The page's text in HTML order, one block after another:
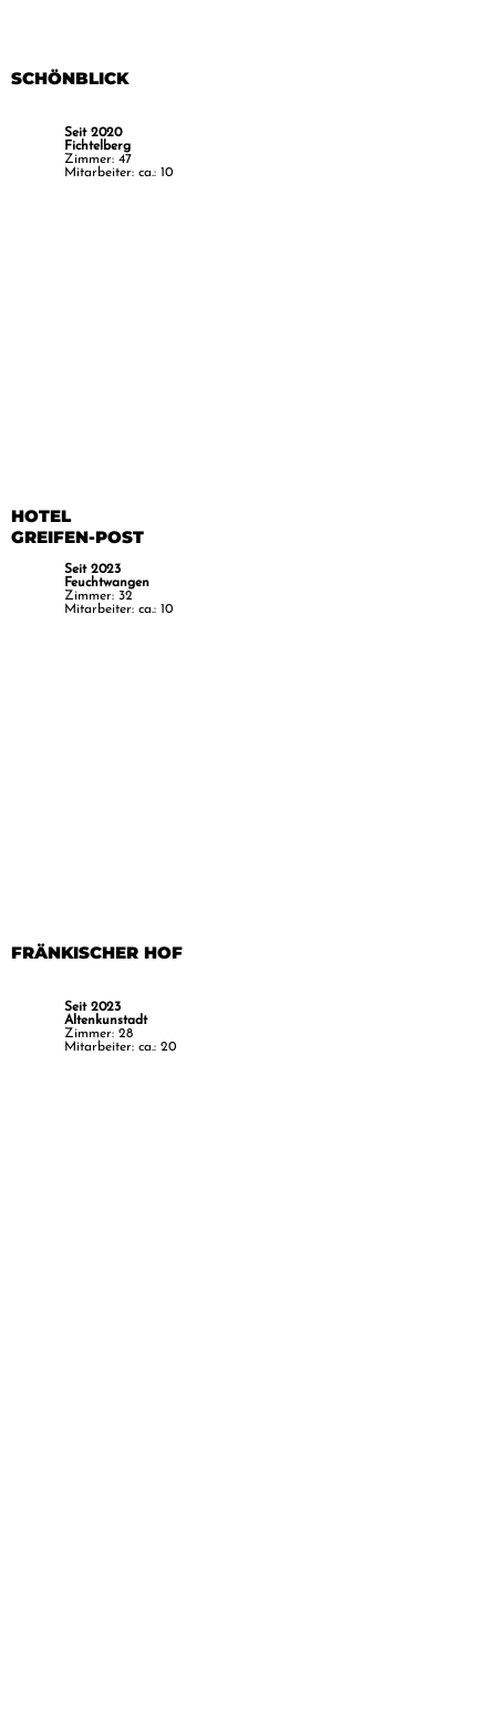
SCHÖNBLICK
Seit 2020
Fichtelberg
Zimmer: 47
Mitarbeiter: ca.: 10
HOTEL
GREIFEN-POST
Seit 2023
Feuchtwangen
Zimmer: 32
Mitarbeiter: ca.: 10
FRÄNKISCHER HOF
Seit 2023
Altenkunstadt
Zimmer: 28
Mitarbeiter: ca.: 20